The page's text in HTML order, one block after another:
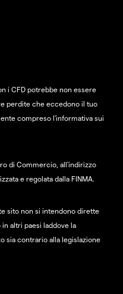
i CFD potrebbe non essere
perdite che eccedono il tuo
compreso l'informativa sui
di Commercio, all'indirizzo
e regolata dalla FINMA.
sito non si intendono dirette
altri paesi laddove la
sia contrario alla legislazione